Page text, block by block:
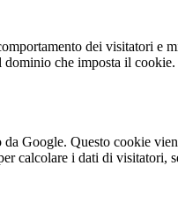
dei visitatori e
dominio che imposta il cookie.
Google. Questo cookie
calcolare i dati di visitatori,